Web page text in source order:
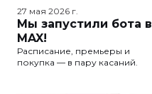
27 мая 2026 г.
Мы запустили бота в
MAX!
Расписание, премьеры и
покупка — в пару касаний.